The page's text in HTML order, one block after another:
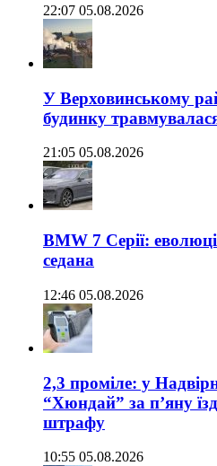
22:07 05.08.2026
У Верховинському
будинку
21:05 05.08.2026
BMW 7 Серії:
седана
12:46 05.08.2026
2,3 проміле: у
“Хюндай” за п’яну
штрафу
10:55 05.08.2026